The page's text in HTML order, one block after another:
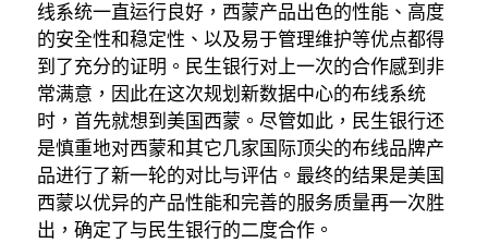
线系统一直运行良好，西蒙产品出色的性能、高度
的安全性和稳定性、以及易于管理维护等优点都得
到了充分的证明。民生银行对上一次的合作感到非
常满意，因此在这次规划新数据中心的布线系统
时，首先就想到美国西蒙。尽管如此，民生银行还
是慎重地对西蒙和其它几家国际顶尖的布线品牌产
品进行了新一轮的对比与评估。最终的结果是美国
西蒙以优异的产品性能和完善的服务质量再一次胜
出，确定了与民生银行的二度合作。